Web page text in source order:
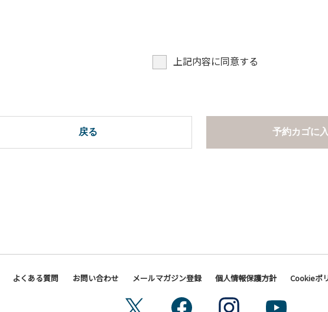
上記内容に同意する
戻る 予約カゴに
よくある質問 お問い合わせ メールマガジン登録 個人情報保護方針 Cookieポ